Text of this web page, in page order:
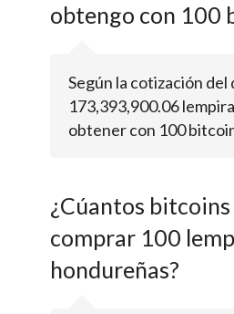
obtengo con 100
Según la cotización del
173,393,900.06
obtener con 100
¿Cúantos
comprar 100
hondureñas?